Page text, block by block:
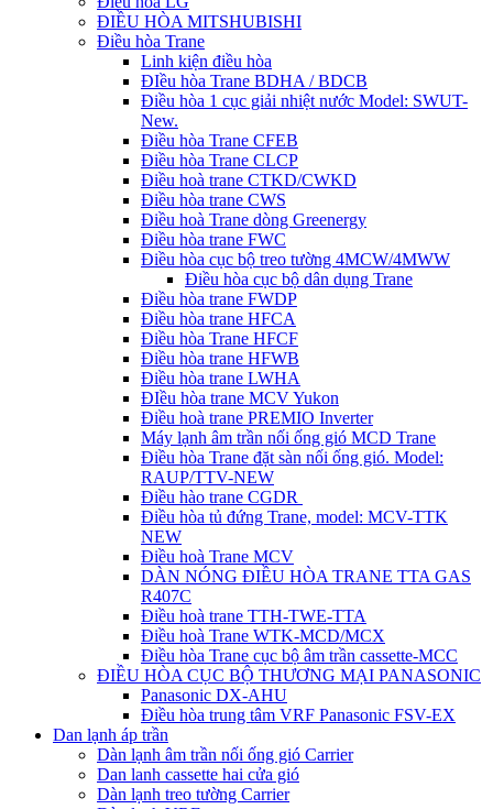
ĐIỀU HÒA MITSHUBISHI
Điều hòa Trane
Linh kiện điều hòa
ĐIều hòa Trane BDHA / BDCB
Điều hòa 1 cục giải nhiệt nước Model: SWUT-
New.
Điều hòa Trane CFEB
Điều hòa Trane CLCP
Điều hoà trane CTKD/CWKD
Điều hòa trane CWS
Điều hoà Trane dòng Greenergy
Điều hòa trane FWC
Điều hòa cục bộ treo tường 4MCW/4MWW
Điều hòa cục bộ dân dụng Trane
Điều hòa trane FWDP
Điều hòa trane HFCA
Điều hòa Trane HFCF
Điều hòa trane HFWB
Điều hòa trane LWHA
ĐIều hòa trane MCV Yukon
Điều hoà trane PREMIO Inverter
Máy lạnh âm trần nối ống gió MCD Trane
Điều hòa Trane đặt sàn nối ống gió. Model:
RAUP/TTV-NEW
Điều hào trane CGDR
Điều hòa tủ đứng Trane, model: MCV-TTK
NEW
Điều hoà Trane MCV
DÀN NÓNG ĐIỀU HÒA TRANE TTA GAS
R407C
Điều hoà trane TTH-TWE-TTA
Điều hoà Trane WTK-MCD/MCX
Điều hòa Trane cục bộ âm trần cassette-MCC
ĐIỀU HÒA CỤC BỘ THƯƠNG MẠI PANASONIC
Panasonic DX-AHU
Điều hòa trung tâm VRF Panasonic FSV-EX
Dan lạnh áp trần
Dàn lạnh âm trần nối ống gió Carrier
Dan lanh cassette hai cửa gió
Dàn lạnh treo tường Carrier